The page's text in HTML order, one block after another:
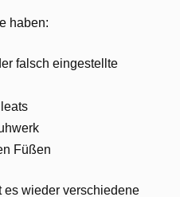
haben:
falsch eingestellte
Füßen
es wieder verschiedene